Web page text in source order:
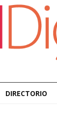
DIRECTORIO